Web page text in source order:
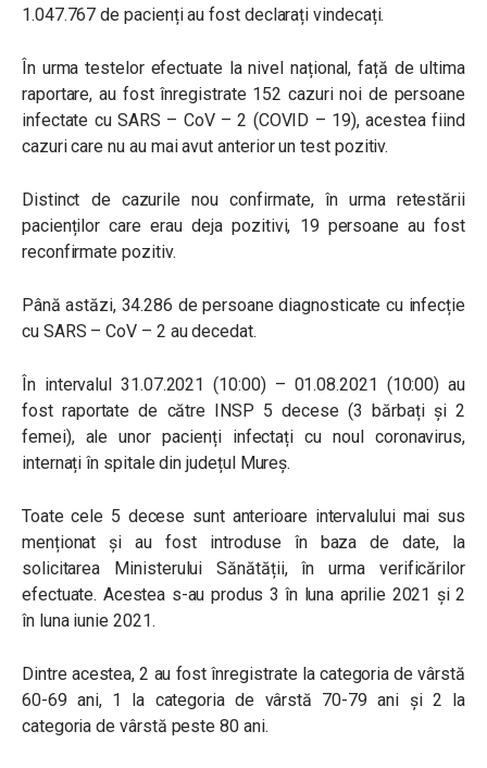
1.047.767 de pacienți au fost declarați vindecați.
În urma testelor efectuate la nivel național, față de ultima
raportare, au fost înregistrate 152 cazuri noi de persoane
infectate cu SARS – CoV – 2 (COVID – 19), acestea fiind
cazuri care nu au mai avut anterior un test pozitiv.
Distinct de cazurile nou confirmate, în urma retestării
pacienților care erau deja pozitivi, 19 persoane au fost
reconfirmate pozitiv.
Până astăzi, 34.286 de persoane diagnosticate cu infecție
cu SARS – CoV – 2 au decedat.
În intervalul 31.07.2021 (10:00) – 01.08.2021 (10:00) au
fost raportate de către INSP 5 decese (3 bărbați și 2
femei), ale unor pacienți infectați cu noul coronavirus,
internați în spitale din județul Mureș.
Toate cele 5 decese sunt anterioare intervalului mai sus
menționat și au fost introduse în baza de date, la
solicitarea Ministerului Sănătății, în urma verificărilor
efectuate. Acestea s-au produs 3 în luna aprilie 2021 și 2
în luna iunie 2021.
Dintre acestea, 2 au fost înregistrate la categoria de vârstă
60-69 ani, 1 la categoria de vârstă 70-79 ani și 2 la
categoria de vârstă peste 80 ani.